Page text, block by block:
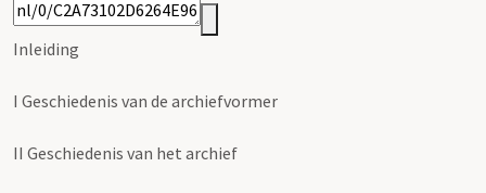
Inleiding
I Geschiedenis van de archiefvormer
II Geschiedenis van het archief